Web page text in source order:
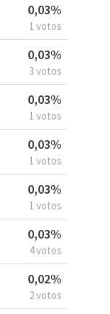
0,03%
1 votos
0,03%
3 votos
0,03%
1 votos
0,03%
1 votos
0,03%
1 votos
0,03%
4 votos
0,02%
2 votos